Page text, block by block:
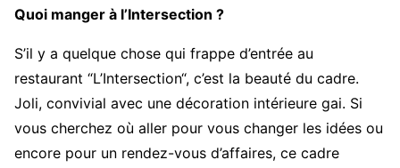
Quoi manger à l’Intersection ?
S’il y a quelque chose qui frappe d’entrée au
restaurant “L’Intersection“, c’est la beauté du cadre.
Joli, convivial avec une décoration intérieure gai. Si
vous cherchez où aller pour vous changer les idées ou
encore pour un rendez-vous d’affaires, ce cadre